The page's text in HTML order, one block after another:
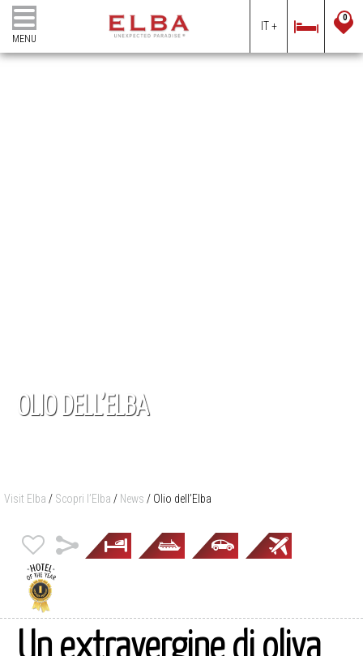
MENU
IT +
0
OLIO DELL’ELBA
Visit Elba / Scopri l’Elba / News / Olio dell’Elba